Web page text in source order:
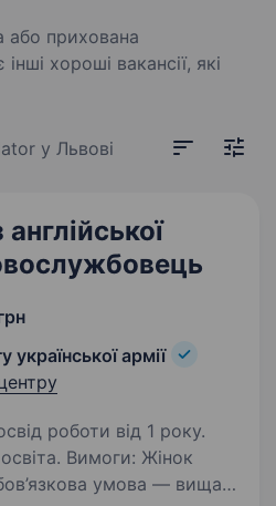
або прихована
хороші вакансії, які
у Львові
української армії
роботи від 1 року.
Жінок